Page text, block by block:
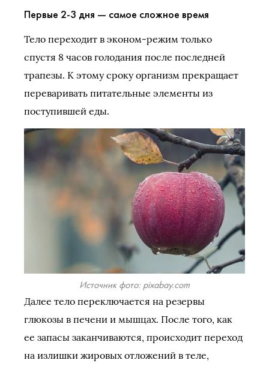
Первые 2-3 дня — самое сложное время
Тело переходит в эконом-режим только
спустя 8 часов голодания после последней
трапезы. К этому сроку организм прекращает
переваривать питательные элементы из
поступившей еды.
Источник фото: pixabay.com
Далее тело переключается на резервы
глюкозы в печени и мышцах. После того, как
ее запасы заканчиваются, происходит переход
на излишки жировых отложений в теле,